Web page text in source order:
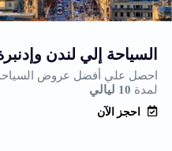
السياحة إلي لندن وإدنبرة
احصل علي أفضل عروض السياحة
لمدة 10 ليالي
احجز الآن